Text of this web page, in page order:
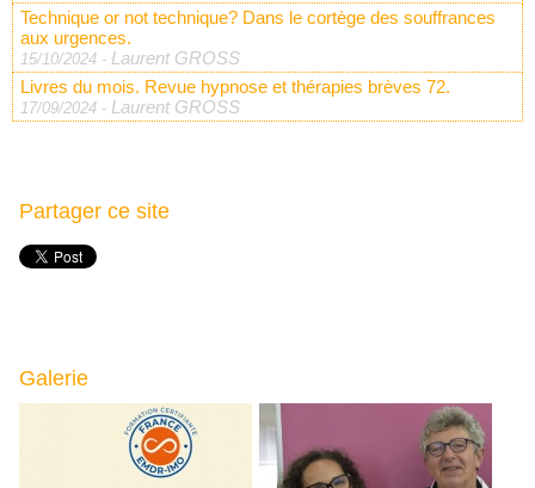
Technique or not technique? Dans le cortège des souffrances
aux urgences.
15/10/2024 - Laurent GROSS
Livres du mois. Revue hypnose et thérapies brèves 72.
17/09/2024 - Laurent GROSS
Partager ce site
Galerie